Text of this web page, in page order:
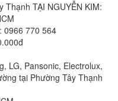
Thạnh TẠI NGUYỄN KIM:
0966 770 564
LG, Pansonic, Electrolux,
tại Phường Tây Thạnh